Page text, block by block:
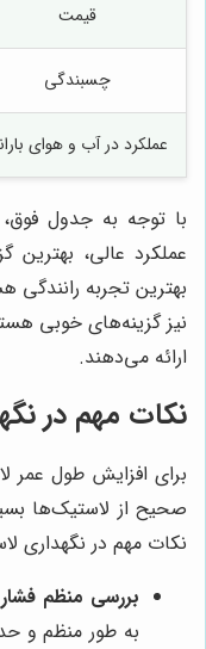
قیمت
چسبندگی
عملکرد در آب و هوای
با توجه به جدول
عملکرد عالی، بهترین
بهترین تجربه
نیز گزینه‌های خوبی
ارائه می‌دهند.
نکات مهم در
برای افزایش طول عمر
صحیح از لاستیک‌ها
نکات مهم در نگهداری
بررسی منظم
به طور منظم و